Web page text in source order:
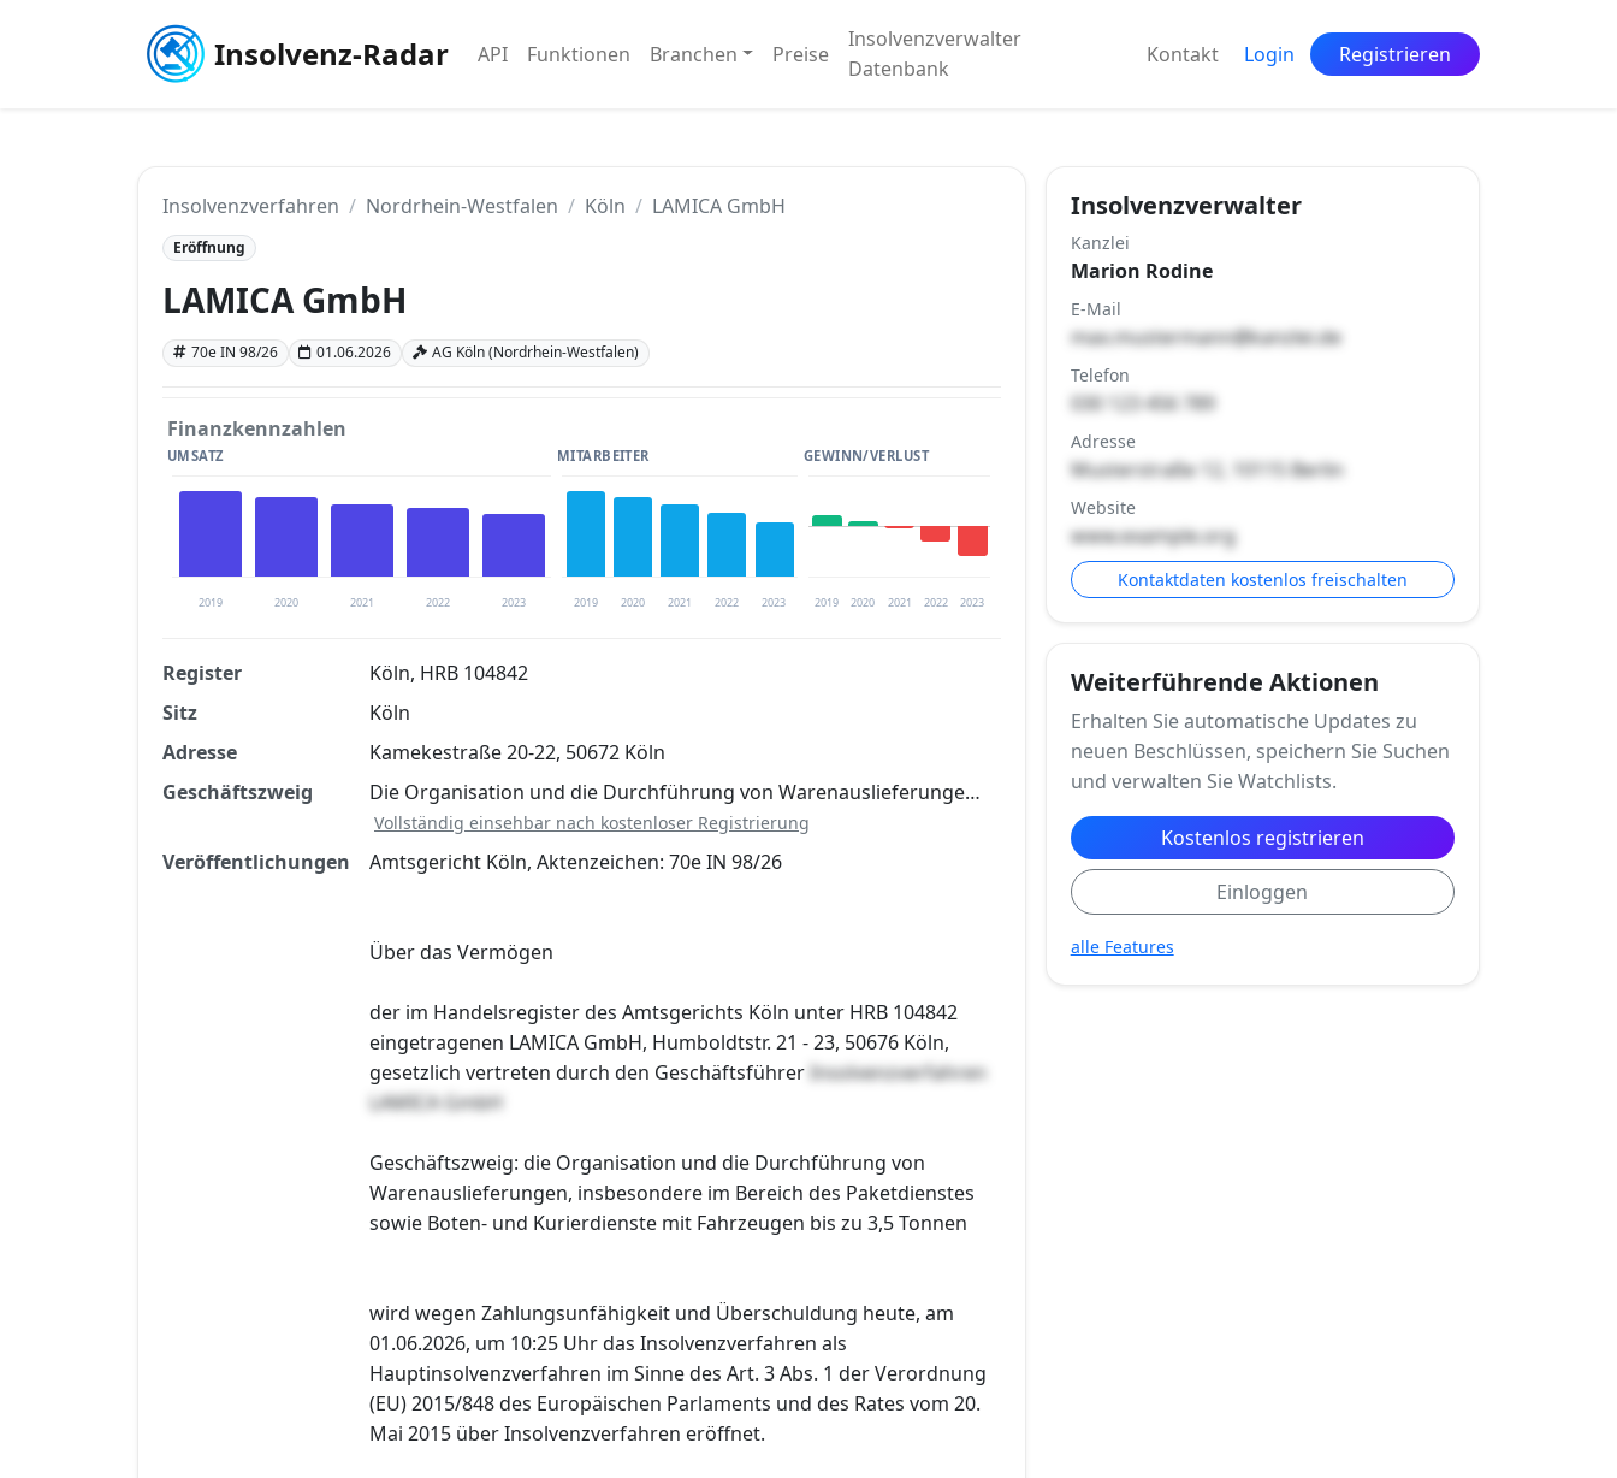
Insolvenz-Radar API Funktionen Branchen Preise
Insolvenzverwalter
Datenbank
Kontakt Login Registrieren
Insolvenzverfahren Nordrhein-Westfalen Köln LAMICA GmbH
Eröffnung
LAMICA GmbH
70e IN 98/26 01.06.2026 AG Köln (Nordrhein-Westfalen)
Finanzkennzahlen
UMSATZ
2019 2020 2021 2022 2023
MITARBEITER
2019 2020 2021 2022 2023
GEWINN/VERLUST
2019 2020 2021 2022 2023
Finanzkennzahlen nach kostenloser Registrierung verfügbar
Jetzt kostenlos registrieren
Register
Köln, HRB 104842
Sitz
Köln
Adresse
Kamekestraße 20-22, 50672 Köln
Geschäftszweig
Die Organisation und die Durchführung von Warenauslieferunge…
Vollständig einsehbar nach kostenloser Registrierung
Veröffentlichungen Amtsgericht Köln, Aktenzeichen: 70e IN 98/26
Über das Vermögen
der im Handelsregister des Amtsgerichts Köln unter HRB 104842
eingetragenen LAMICA GmbH, Humboldtstr. 21 - 23, 50676 Köln,
gesetzlich vertreten durch den Geschäftsführer Insolvenzverfahren
LAMICA GmbH
Geschäftszweig: die Organisation und die Durchführung von
Warenauslieferungen, insbesondere im Bereich des Paketdienstes
sowie Boten- und Kurierdienste mit Fahrzeugen bis zu 3,5 Tonnen
wird wegen Zahlungsunfähigkeit und Überschuldung heute, am
01.06.2026, um 10:25 Uhr das Insolvenzverfahren als
Hauptinsolvenzverfahren im Sinne des Art. 3 Abs. 1 der Verordnung
(EU) 2015/848 des Europäischen Parlaments und des Rates vom 20.
Mai 2015 über Insolvenzverfahren eröffnet.
Insolvenzverwalter
Kanzlei
Marion Rodine
E-Mail
max.mustermann@kanzlei.de
Telefon
030 123 456 789
Adresse
Musterstraße 12, 10115 Berlin
Website
www.example.org
Kontaktdaten kostenlos freischalten
Weiterführende Aktionen
Erhalten Sie automatische Updates zu
neuen Beschlüssen, speichern Sie Suchen
und verwalten Sie Watchlists.
Kostenlos registrieren
Einloggen
alle Features